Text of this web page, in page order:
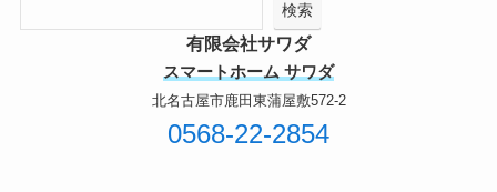
検索
有限会社サワダ
スマートホーム サワダ
北名古屋市鹿田東蒲屋敷572-2
0568-22-2854